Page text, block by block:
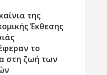
της
Έκθεσης
το
στη ζωή των